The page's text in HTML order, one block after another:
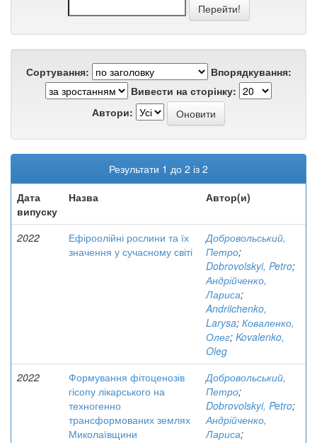
Сортування:
Впорядкування:
Вивести на сторінку:
Автори:
Результати 1 до 2 із 2
Дата
випуску
Назва Автор(и)
2022
Ефіроолійні рослини та їх
значення у сучасному світі
Добровольський,
Петро;
Dobrovolskyi, Petro;
Андрійченко,
Лариса;
Andriichenko,
Larysa; Коваленко,
Олег; Kovalenko,
Oleg
2022
Формування фітоценозів
гісопу лікарського на
техногенно
трансформованих землях
Миколаївщини
Добровольський,
Петро;
Dobrovolskyi, Petro;
Андрійченко,
Лариса;